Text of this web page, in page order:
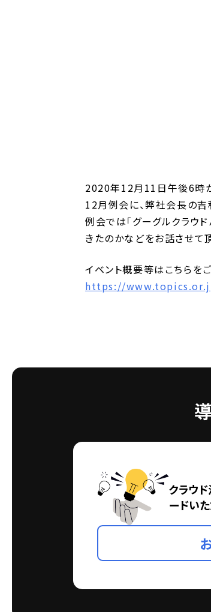
2020年12月11日午後6時か
12月例会に、弊社会長の吉
例会では「グーグルクラウ
きたのかなどをお話させて
イベント概要等はこちらを
https://
クラウ
ードいた